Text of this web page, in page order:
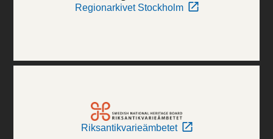
Regionarkivet Stockholm
Riksantikvarieämbetet